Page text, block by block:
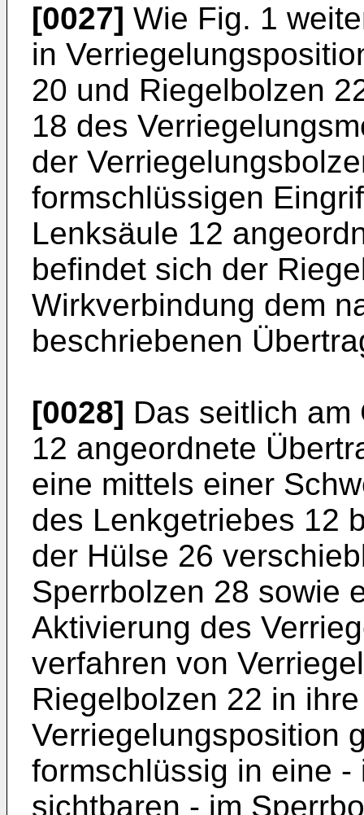
[0027] Wie Fig. 1
in
20 und Riegelbolzen
18 des
der
formschlüssigen
Lenksäule 12
befindet sich der
Wirkverbindung dem
beschriebenen
[0028] Das seitlich
12 angeordnete
eine mittels einer
des Lenkgetriebes 12
der Hülse 26
Sperrbolzen 28 sowie
Aktivierung des
verfahren von
Riegelbolzen 22 in
Verriegelungsposition
formschlüssig in eine
sichtbaren - im